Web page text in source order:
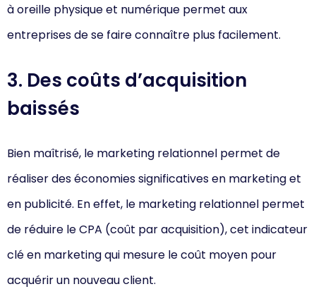
à oreille physique et numérique permet aux
entreprises de se faire connaître plus facilement.
3. Des coûts d’acquisition
baissés
Bien maîtrisé, le marketing relationnel permet de
réaliser des économies significatives en marketing et
en publicité. En effet, le marketing relationnel permet
de réduire le CPA (coût par acquisition), cet indicateur
clé en marketing qui mesure le coût moyen pour
acquérir un nouveau client.